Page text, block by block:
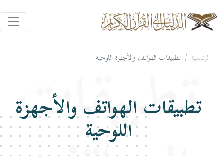
الرئيسية تطبيقات الهواتف والأجهزة اللوحية
تطبيقات الهواتف والأجهزة
اللوحية
تطبيقات